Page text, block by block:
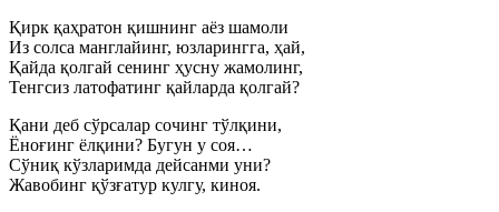
Қирк қаҳратон қишнинг аёз шамоли
Из солса манглайинг, юзларингга, ҳай,
Қайда қолгай сенинг ҳусну жамолинг,
Тенгсиз латофатинг қайларда қолгай?
Қани деб сўрсалар сочинг тўлқини,
Ёноғинг ёлқини? Бугун у соя…
Сўниқ кўзларимда дейсанми уни?
Жавобинг қўзғатур кулгу, киноя.